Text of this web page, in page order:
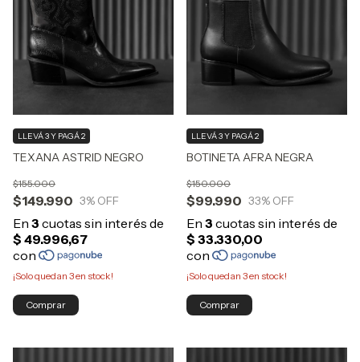
TEXANA ASTRID NEGRO
$149.990
$155.000
3% OFF
LLEVÁ 3 Y PAGÁ 2
¡Solo quedan 3en stock!
Comprar
BOTINETA AFRA NEGRA
$99.990
$150.000
33% OFF
LLEVÁ 3 Y PAGÁ 2
¡Solo quedan 3en stock!
Comprar